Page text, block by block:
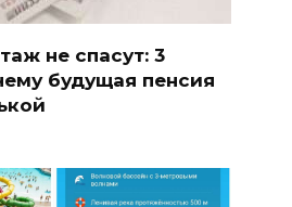
не спасут: 3
будущая пенсия